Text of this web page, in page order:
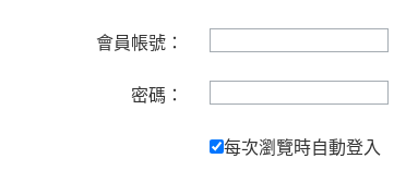
會員帳號：
密碼：
每次瀏覽時自動登入